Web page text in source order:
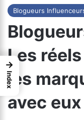
Blogueurs
Les
les
avec
→
Index